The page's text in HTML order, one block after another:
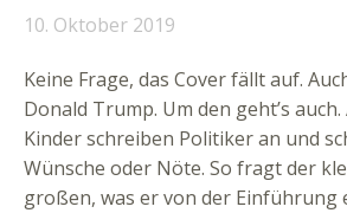
10. Oktober 2019
Keine Frage, das Cover fällt auf.
Donald Trump. Um den geht’s
Kinder schreiben Politiker an und
Wünsche oder Nöte. So fragt der
großen, was er von der Einführung